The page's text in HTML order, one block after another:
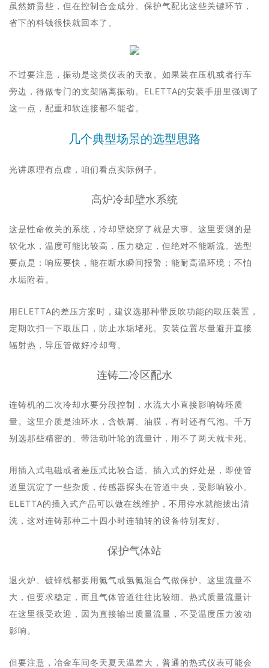
虽然娇贵些，但在控制合金成分、保护气配比这些关键环节，
省下的料钱很快就回本了。
不过要注意，振动是这类仪表的天敌。如果装在压机或者行车
旁边，得做专门的支架隔离振动。ELETTA的安装手册里强调了
这一点，配重和软连接都不能省。
几个典型场景的选型思路
光讲原理有点虚，咱们看点实际例子。
高炉冷却壁水系统
这是性命攸关的系统，冷却壁烧穿了就是大事。这里要测的是
软化水，温度可能比较高，压力稳定，但绝对不能断流。选型
要点是：响应要快，能在断水瞬间报警；能耐高温环境；不怕
水垢附着。
用ELETTA的差压方案时，建议选那种带反吹功能的取压装置，
定期吹扫一下取压口，防止水垢堵死。安装位置尽量避开直接
辐射热，导压管做好冷却弯。
连铸二冷区配水
连铸机的二次冷却水要分段控制，水流大小直接影响铸坯质
量。这里介质是浊环水，含铁屑、油膜，有时还有气泡。千万
别选那些精密的、带活动叶轮的流量计，用不了两天就卡死。
用插入式电磁或者差压式比较合适。插入式的好处是，即使管
道里沉淀了一些杂质，传感器探头在管道中央，受影响较小。
ELETTA的插入式产品可以做在线维护，不用停水就能拔出清
洗，这对连铸那种二十四小时连轴转的设备特别友好。
保护气体站
退火炉、镀锌线都要用氮气或氢氮混合气做保护。这里流量不
大，但要求稳定，而且气体管道往往比较细。热式质量流量计
在这里很受欢迎，因为直接输出质量流量，不受温度压力波动
影响。
但要注意，冶金车间冬天夏天温差大，普通的热式仪表可能会